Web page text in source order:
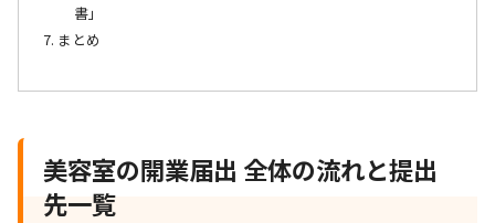
書」
まとめ
美容室の開業届出 全体の流れと提出
先一覧